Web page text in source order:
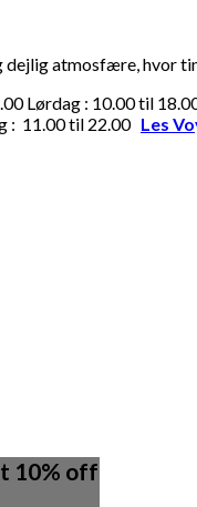
dejlig atmosfære,
Lørdag : 10.00 til
: 11.00 til 22.00 Les
10% off